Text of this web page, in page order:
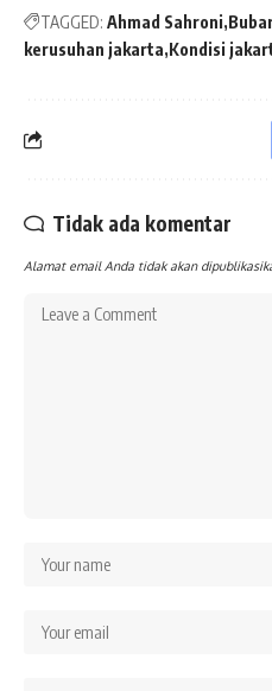
TAGGED: Ahmad Sahroni
kerusuhan jakarta Kondisi
Tidak ada komentar
Alamat email Anda tidak akan